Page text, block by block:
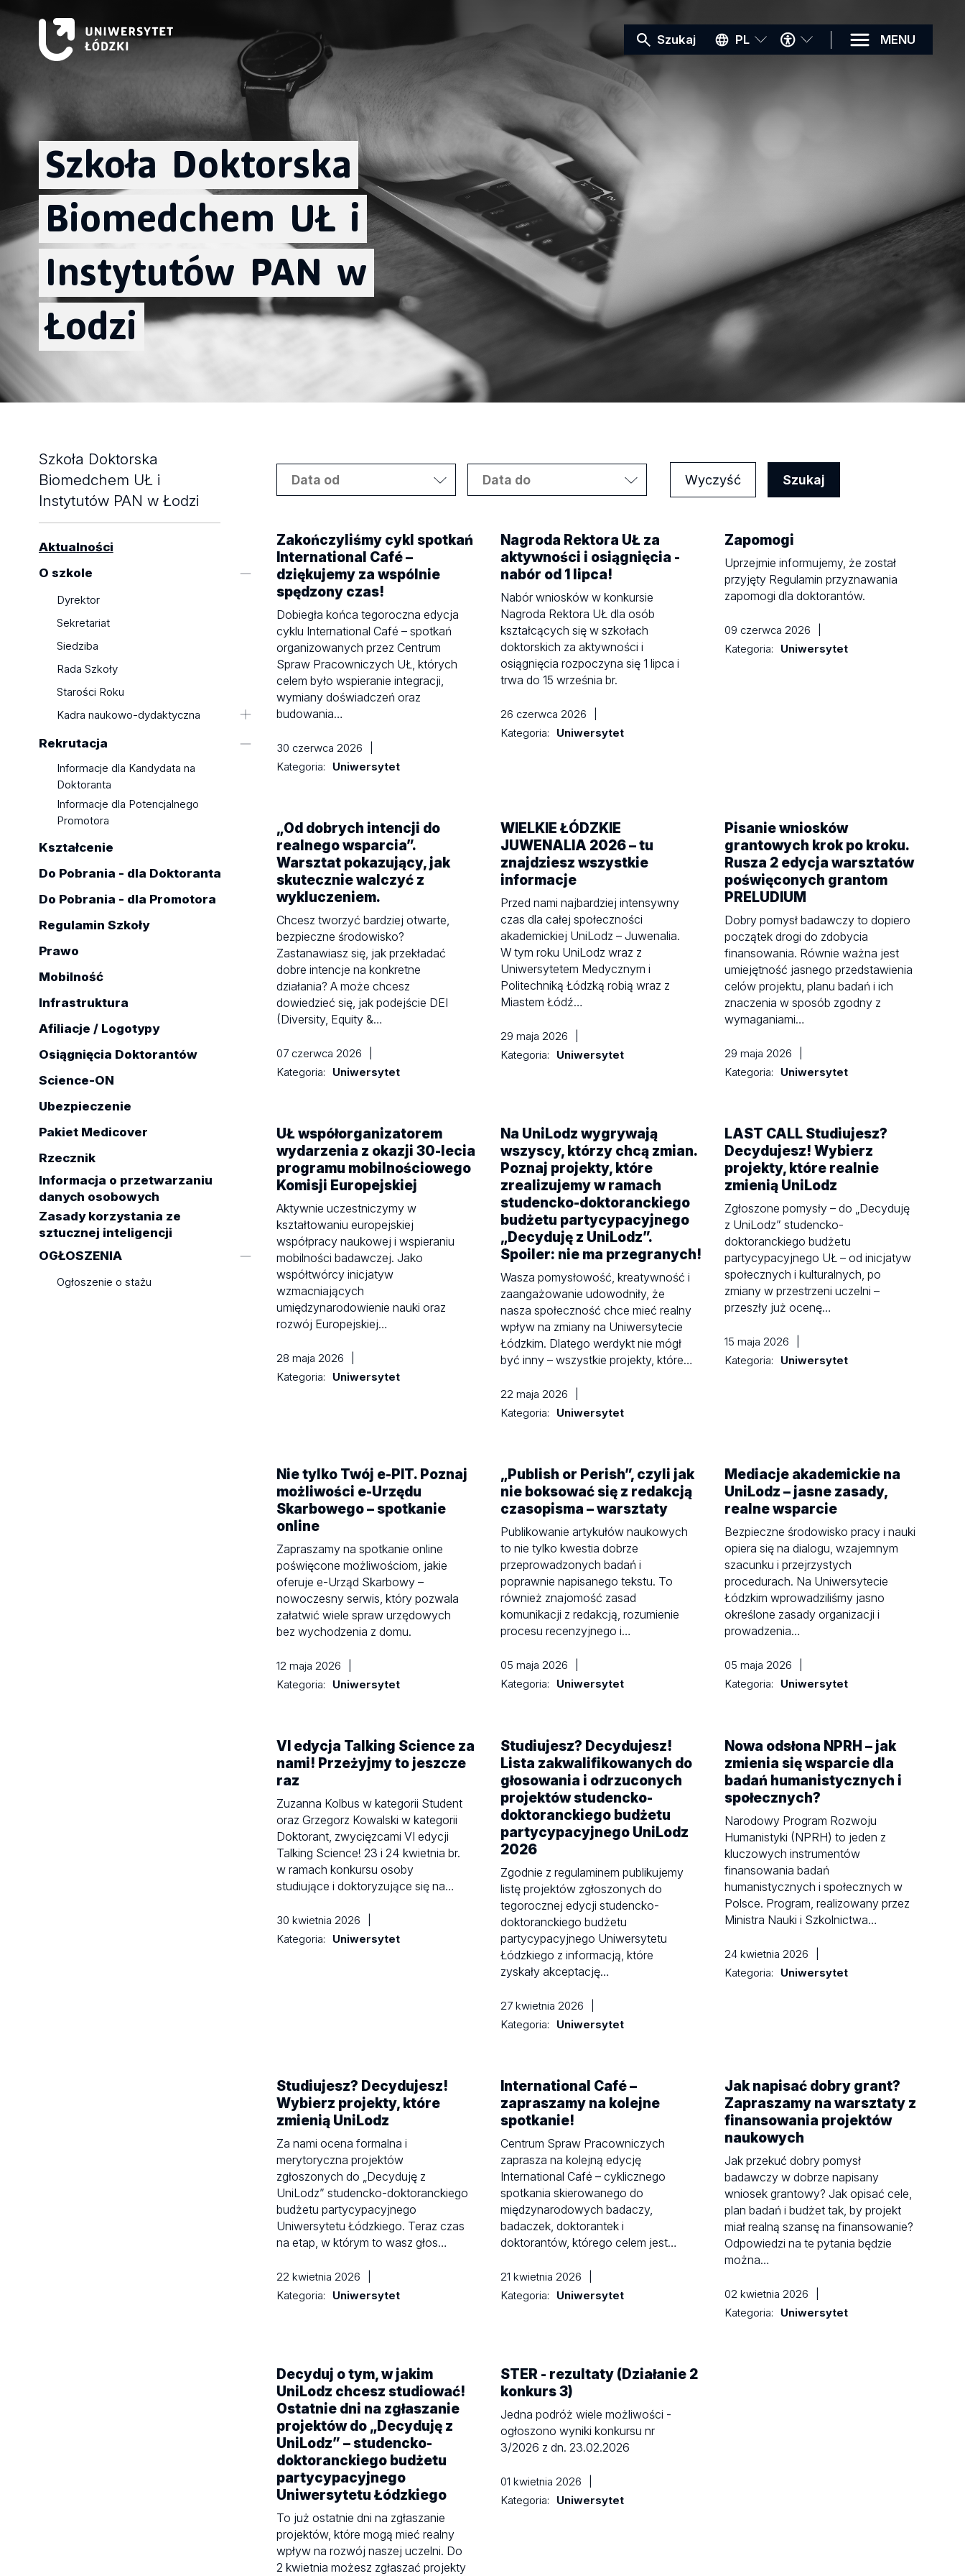
Szukaj PL
MENU
DOSTĘPNOŚCI
MENU
Szkoła Doktorska
Biomedchem UŁ i
Instytutów PAN w
Łodzi
Szkoła Doktorska
Biomedchem UŁ i
Instytutów PAN w Łodzi
Aktualności
O szkole
Dyrektor
Sekretariat
Siedziba
Rada Szkoły
Starości Roku
Kadra naukowo-dydaktyczna
Promotorzy
Rekrutacja
Informacje dla Kandydata na
Doktoranta
Informacje dla Potencjalnego
Promotora
Kształcenie
Do Pobrania - dla Doktoranta
Do Pobrania - dla Promotora
Regulamin Szkoły
Prawo
Mobilność
Infrastruktura
Afiliacje / Logotypy
Osiągnięcia Doktorantów
Science-ON
Ubezpieczenie
Pakiet Medicover
Rzecznik
Informacja o przetwarzaniu
danych osobowych
Zasady korzystania ze
sztucznej inteligencji
OGŁOSZENIA
Ogłoszenie o stażu
Wyczyść
Zakończyliśmy cykl spotkań
International Café –
dziękujemy za wspólnie
spędzony czas!
Dobiegła końca tegoroczna edycja
cyklu International Café – spotkań
organizowanych przez Centrum
Spraw Pracowniczych UŁ, których
celem było wspieranie integracji,
wymiany doświadczeń oraz
budowania…
30 czerwca 2026
Kategoria:
Uniwersytet
Nagroda Rektora UŁ za
aktywności i osiągnięcia -
nabór od 1 lipca!
Nabór wniosków w konkursie
Nagroda Rektora UŁ dla osób
kształcących się w szkołach
doktorskich za aktywności i
osiągnięcia rozpoczyna się 1 lipca i
trwa do 15 września br.
26 czerwca 2026
Kategoria:
Uniwersytet
Zapomogi
Uprzejmie informujemy, że został
przyjęty Regulamin przyznawania
zapomogi dla doktorantów.
09 czerwca 2026
Kategoria:
Uniwersytet
„Od dobrych intencji do
realnego wsparcia”.
Warsztat pokazujący, jak
skutecznie walczyć z
wykluczeniem.
Chcesz tworzyć bardziej otwarte,
bezpieczne środowisko?
Zastanawiasz się, jak przekładać
dobre intencje na konkretne
działania? A może chcesz
dowiedzieć się, jak podejście DEI
(Diversity, Equity &…
07 czerwca 2026
Kategoria:
Uniwersytet
WIELKIE ŁÓDZKIE
JUWENALIA 2026 – tu
znajdziesz wszystkie
informacje
Przed nami najbardziej intensywny
czas dla całej społeczności
akademickiej UniLodz – Juwenalia.
W tym roku UniLodz wraz z
Uniwersytetem Medycznym i
Politechniką Łódzką robią wraz z
Miastem Łódź…
29 maja 2026
Kategoria:
Uniwersytet
Pisanie wniosków
grantowych krok po kroku.
Rusza 2 edycja warsztatów
poświęconych grantom
PRELUDIUM
Dobry pomysł badawczy to dopiero
początek drogi do zdobycia
finansowania. Równie ważna jest
umiejętność jasnego przedstawienia
celów projektu, planu badań i ich
znaczenia w sposób zgodny z
wymaganiami…
29 maja 2026
Kategoria:
Uniwersytet
UŁ współorganizatorem
wydarzenia z okazji 30-lecia
programu mobilnościowego
Komisji Europejskiej
Aktywnie uczestniczymy w
kształtowaniu europejskiej
współpracy naukowej i wspieraniu
mobilności badawczej. Jako
współtwórcy inicjatyw
wzmacniających
umiędzynarodowienie nauki oraz
rozwój Europejskiej…
28 maja 2026
Kategoria:
Uniwersytet
Na UniLodz wygrywają
wszyscy, którzy chcą zmian.
Poznaj projekty, które
zrealizujemy w ramach
studencko-doktoranckiego
budżetu partycypacyjnego
„Decyduję z UniLodz”.
Spoiler: nie ma przegranych!
Wasza pomysłowość, kreatywność i
zaangażowanie udowodniły, że
nasza społeczność chce mieć realny
wpływ na zmiany na Uniwersytecie
Łódzkim. Dlatego werdykt nie mógł
być inny – wszystkie projekty, które…
22 maja 2026
Kategoria:
Uniwersytet
LAST CALL Studiujesz?
Decydujesz! Wybierz
projekty, które realnie
zmienią UniLodz
Zgłoszone pomysły – do „Decyduję
z UniLodz” studencko-
doktoranckiego budżetu
partycypacyjnego UŁ – od inicjatyw
społecznych i kulturalnych, po
zmiany w przestrzeni uczelni –
przeszły już ocenę…
15 maja 2026
Kategoria:
Uniwersytet
Nie tylko Twój e-PIT. Poznaj
możliwości e-Urzędu
Skarbowego – spotkanie
online
Zapraszamy na spotkanie online
poświęcone możliwościom, jakie
oferuje e-Urząd Skarbowy –
nowoczesny serwis, który pozwala
załatwić wiele spraw urzędowych
bez wychodzenia z domu.
12 maja 2026
Kategoria:
Uniwersytet
„Publish or Perish”, czyli jak
nie boksować się z redakcją
czasopisma – warsztaty
Publikowanie artykułów naukowych
to nie tylko kwestia dobrze
przeprowadzonych badań i
poprawnie napisanego tekstu. To
również znajomość zasad
komunikacji z redakcją, rozumienie
procesu recenzyjnego i…
05 maja 2026
Kategoria:
Uniwersytet
Mediacje akademickie na
UniLodz – jasne zasady,
realne wsparcie
Bezpieczne środowisko pracy i nauki
opiera się na dialogu, wzajemnym
szacunku i przejrzystych
procedurach. Na Uniwersytecie
Łódzkim wprowadziliśmy jasno
określone zasady organizacji i
prowadzenia…
05 maja 2026
Kategoria:
Uniwersytet
VI edycja Talking Science za
nami! Przeżyjmy to jeszcze
raz
Zuzanna Kolbus w kategorii Student
oraz Grzegorz Kowalski w kategorii
Doktorant, zwycięzcami VI edycji
Talking Science! 23 i 24 kwietnia br.
w ramach konkursu osoby
studiujące i doktoryzujące się na…
30 kwietnia 2026
Kategoria:
Uniwersytet
Studiujesz? Decydujesz!
Lista zakwalifikowanych do
głosowania i odrzuconych
projektów studencko-
doktoranckiego budżetu
partycypacyjnego UniLodz
2026
Zgodnie z regulaminem publikujemy
listę projektów zgłoszonych do
tegorocznej edycji studencko-
doktoranckiego budżetu
partycypacyjnego Uniwersytetu
Łódzkiego z informacją, które
zyskały akceptację…
27 kwietnia 2026
Kategoria:
Uniwersytet
Nowa odsłona NPRH – jak
zmienia się wsparcie dla
badań humanistycznych i
społecznych?
Narodowy Program Rozwoju
Humanistyki (NPRH) to jeden z
kluczowych instrumentów
finansowania badań
humanistycznych i społecznych w
Polsce. Program, realizowany przez
Ministra Nauki i Szkolnictwa…
24 kwietnia 2026
Kategoria:
Uniwersytet
Studiujesz? Decydujesz!
Wybierz projekty, które
zmienią UniLodz
Za nami ocena formalna i
merytoryczna projektów
zgłoszonych do „Decyduję z
UniLodz” studencko-doktoranckiego
budżetu partycypacyjnego
Uniwersytetu Łódzkiego. Teraz czas
na etap, w którym to wasz głos…
22 kwietnia 2026
Kategoria:
Uniwersytet
International Café –
zapraszamy na kolejne
spotkanie!
Centrum Spraw Pracowniczych
zaprasza na kolejną edycję
International Café – cyklicznego
spotkania skierowanego do
międzynarodowych badaczy,
badaczek, doktorantek i
doktorantów, którego celem jest…
21 kwietnia 2026
Kategoria:
Uniwersytet
Jak napisać dobry grant?
Zapraszamy na warsztaty z
finansowania projektów
naukowych
Jak przekuć dobry pomysł
badawczy w dobrze napisany
wniosek grantowy? Jak opisać cele,
plan badań i budżet tak, by projekt
miał realną szansę na finansowanie?
Odpowiedzi na te pytania będzie
można…
02 kwietnia 2026
Kategoria:
Uniwersytet
Decyduj o tym, w jakim
UniLodz chcesz studiować!
Ostatnie dni na zgłaszanie
projektów do „Decyduję z
UniLodz” – studencko-
doktoranckiego budżetu
partycypacyjnego
Uniwersytetu Łódzkiego
To już ostatnie dni na zgłaszanie
projektów, które mogą mieć realny
wpływ na rozwój naszej uczelni. Do
2 kwietnia możesz zgłaszać projekty
STER - rezultaty (Działanie 2
konkurs 3)
Jedna podróż wiele możliwości -
ogłoszono wyniki konkursu nr
3/2026 z dn. 23.02.2026
01 kwietnia 2026
Kategoria:
Uniwersytet